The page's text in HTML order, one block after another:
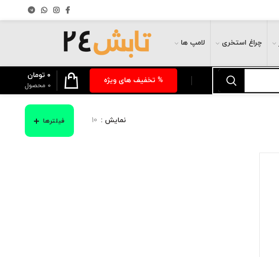
چراغ استخری لامپ ها
% تخفیف های ویژه
0 محصول
۰ تومان
نمایش 10 فیلترها